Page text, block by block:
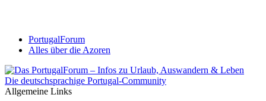
PortugalForum
Alles über die Azoren
Die deutschsprachige Portugal-Community
Allgemeine Links